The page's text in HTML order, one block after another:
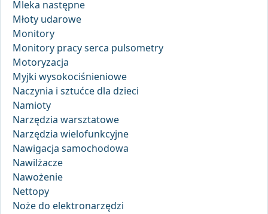
Mleka następne
Młoty udarowe
Monitory
Monitory pracy serca pulsometry
Motoryzacja
Myjki wysokociśnieniowe
Naczynia i sztućce dla dzieci
Namioty
Narzędzia warsztatowe
Narzędzia wielofunkcyjne
Nawigacja samochodowa
Nawilżacze
Nawożenie
Nettopy
Noże do elektronarzędzi